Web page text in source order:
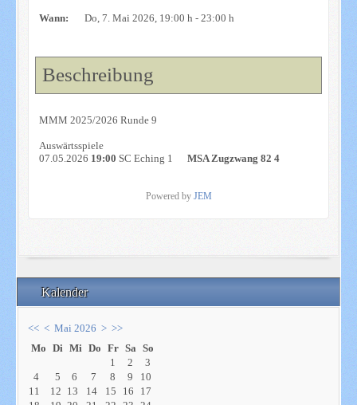
Kalender
<< < Mai 2026 > >>
Mo Di Mi Do Fr Sa So
1
2
3
4
5 6 7 8 9
10
11
12 13 14 15 16
17
Wann: Do, 7. Mai 2026, 19:00 h - 23:00 h
Beschreibung
MMM 2025/2026 Runde 9
Auswärtsspiele
07.05.2026 19:00 SC Eching 1 MSA Zugzwang 82 4
Powered by JEM